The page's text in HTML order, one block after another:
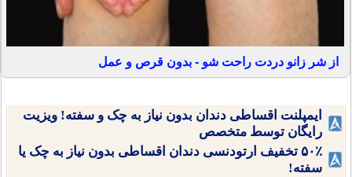
از شر زانو دردت راحت شو - بدون قرص و عمل
ایمپلنت اقساطی دندان بدون نیاز به چک و سفته! ویزیت
رایگان توسط متخصص
۵۰٪ تخفیف ارتودنسی دندان اقساطی بدون نیاز به چک یا
سفته!